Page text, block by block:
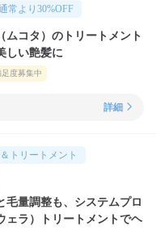
常より 30%OFF
コタ）のトリートメント
しい艶髪に
度募集中
詳細
トリートメント
毛量調整も、システムプロ
ェラ）トリートメントでヘ